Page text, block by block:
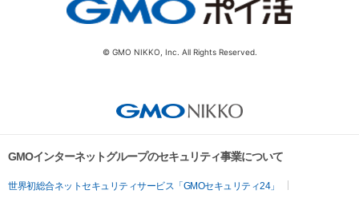
© GMO NIKKO, Inc. All Rights Reserved.
GMOインターネットグループのセキュリティ事業について
世界初総合ネットセキュリティサービス「GMOセキュリティ24」